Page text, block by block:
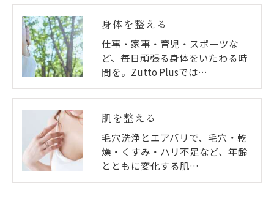
身体を整える
仕事・家事・育児・スポーツな
ど、毎日頑張る身体をいたわる時
間を。Zutto Plusでは…
肌を整える
毛穴洗浄とエアバリで、毛穴・乾
燥・くすみ・ハリ不足など、年齢
とともに変化する肌…